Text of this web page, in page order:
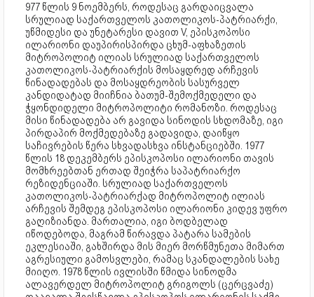
977 წლის 9 ნოემბერს, როდესაც გარდაიცვალა
სრულიად საქართველოს კათოლიკოს-პატრიარქი,
უწმიდესი და უნეტარესი დავით V, ეპისკოპოსი
ილარიონი დაუპირისპირდა ცხუმ-აფხაზეთის
მიტროპოლიტ ილიას სრულიად საქართველოს
კათოლიკოს-პატრიარქის მოსაყდრედ არჩევის
წინადადებას და მოსაყდრეობის სასურველ
კანდიდატად მიიჩნია ბათუმ-შემოქმედელი და
ჭყონდიდელი მიტროპოლიტი რომანოზი. როდესაც
მისი წინადადება არ გავიდა სინოდის სხდომაზე, იგი
პირდაპირ მოქმედებაზე გადავიდა, დაიწყო
საჩივრების წერა სხვადასხვა ინსტანციებში. 1977
წლის 18 დეკემბერს ეპისკოპოსი ილარიონი თავის
მომხრეებთან ერთად შეიჭრა საპატრიარქო
რეზიდენციაში. სრულიად საქართველოს
კათოლიკოს-პატრიარქად მიტროპოლიტ ილიას
არჩევის შემდეგ ეპისკოპოსი ილარიონი კიდევ უფრო
გაღიზიანდა. მართალია, იგი ბოდბელად
იწოდებოდა, მაგრამ წირავდა პატარა სამების
ეკლესიაში, გახშირდა მის მიერ მორწმუნეთა მიმართ
აგრესიული გამოსვლები, რამაც სკანდალების სახე
მიიღო. 1978 წლის ივლისში წმიდა სინოდმა
ალავერდელ მიტროპოლიტ გრიგოლს (ცერცვაძე)